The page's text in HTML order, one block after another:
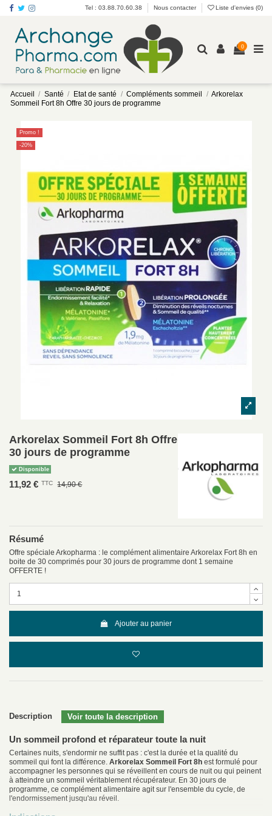
Tel : 03.88.70.60.38 Nous contacter Liste d'envies (0)
0
Accueil Santé Etat de santé Compléments sommeil
Arkorelax
Sommeil Fort 8h Offre 30 jours de programme
Promo !
-20%
Arkorelax Sommeil Fort 8h Offre
30 jours de programme
Disponible
11,92 € TTC 14,90 €
Résumé
Offre spéciale Arkopharma : le complément alimentaire Arkorelax Fort 8h en
boite de 30 comprimés pour 30 jours de programme dont 1 semaine
OFFERTE !
Ajouter au panier
Description
Un sommeil profond et réparateur toute la nuit
Certaines nuits, s'endormir ne suffit pas : c'est la durée et la qualité du
sommeil qui font la différence. Arkorelax Sommeil Fort 8h est formulé pour
accompagner les personnes qui se réveillent en cours de nuit ou qui peinent
à atteindre un sommeil véritablement récupérateur. En 30 jours de
programme, ce complément alimentaire agit sur l'ensemble du cycle, de
l'endormissement jusqu'au réveil.